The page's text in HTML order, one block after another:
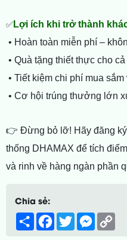
✅Lợi ích khi trở thành
• Hoàn toàn miễn phí –
• Quà tặng thiết thực cho
• Tiết kiệm chi phí mua
• Cơ hội trúng thưởng lớn
👉 Đừng bỏ lỡ! Hãy đăng
thống DHAMAX để tích
và rinh về hàng ngàn phần
Chia sẻ:
ShareFacebook
Twitter